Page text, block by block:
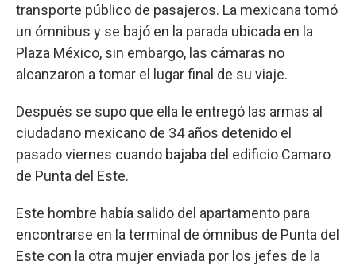
transporte público de pasajeros. La mexicana tomó
un ómnibus y se bajó en la parada ubicada en la
Plaza México, sin embargo, las cámaras no
alcanzaron a tomar el lugar final de su viaje.
Después se supo que ella le entregó las armas al
ciudadano mexicano de 34 años detenido el
pasado viernes cuando bajaba del edificio Camaro
de Punta del Este.
Este hombre había salido del apartamento para
encontrarse en la terminal de ómnibus de Punta del
Este con la otra mujer enviada por los jefes de la